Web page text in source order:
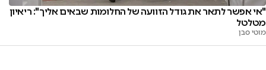
"אי אפשר לתאר את גודל הזוועה של החלומות שבאים אליך": ריאיון
מטלטל
מוטי סבן